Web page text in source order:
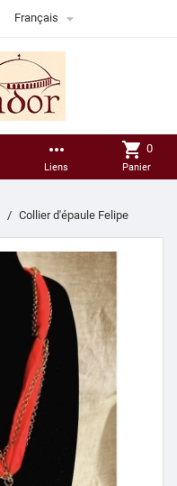
Français 
more_horiz
Liens
shopping_cart 0
Panier
Collier d'épaule Felipe